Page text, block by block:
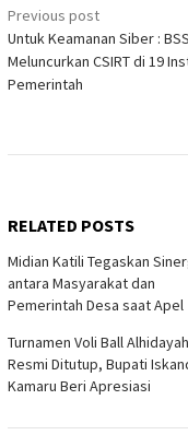
Post
navigation
Previous post
Untuk Keamanan Siber :
Meluncurkan CSIRT di 19
Pemerintah
RELATED POSTS
Midian Katili Tegaskan
antara Masyarakat dan
Pemerintah Desa saat Apel
Turnamen Voli Ball
Resmi Ditutup, Bupati
Kamaru Beri Apresiasi